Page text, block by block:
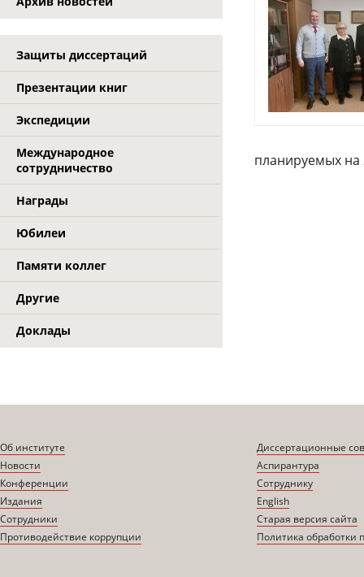
Защиты диссертаций
Презентации книг
Экспедиции
Международное
сотрудничество
Награды
Юбилеи
Памяти коллег
Другие
Доклады
планируемых на
Об институте
Новости
Конференции
Издания
Сотрудники
Противодействие коррупции
Диссертационные
Аспирантура
Сотруднику
English
Старая версия сайта
Политика обработки